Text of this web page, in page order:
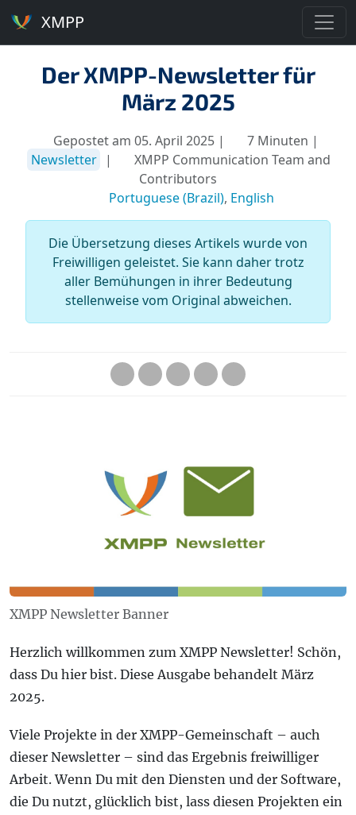
XMPP
Der XMPP-Newsletter für
März 2025
Gepostet am 05. April 2025 |
7 Minuten |
Newsletter
|
XMPP Communication Team and
Contributors
Portuguese (Brazil), English
Die Übersetzung dieses Artikels wurde von
Freiwilligen geleistet. Sie kann daher trotz
aller Bemühungen in ihrer Bedeutung
stellenweise vom Original abweichen.
XMPP Newsletter Banner
Herzlich willkommen zum XMPP Newsletter! Schön,
dass Du hier bist. Diese Ausgabe behandelt März
2025.
Viele Projekte in der XMPP-Gemeinschaft – auch
dieser Newsletter – sind das Ergebnis freiwilliger
Arbeit. Wenn Du mit den Diensten und der Software,
die Du nutzt, glücklich bist, lass diesen Projekten ein